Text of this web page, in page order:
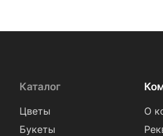
Каталог
Цветы
Букеты
О